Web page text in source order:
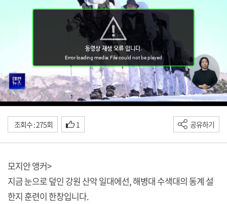
조회수 : 275회 1 공유하기
모지안 앵커>
지금 눈으로 덮인 강원 산악 일대에선, 해병대 수색대의 동계 설
한지 훈련이 한창입니다.